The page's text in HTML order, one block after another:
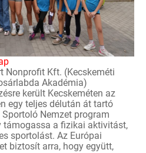
Nonprofit Kft. (Kecskeméti
Akadémia)
került Kecskeméten az
egy teljes délután át tartó
Nemzet program
támogassa a fizikai aktivitást,
sportolást. Az Európai
biztosít arra, hogy együtt,